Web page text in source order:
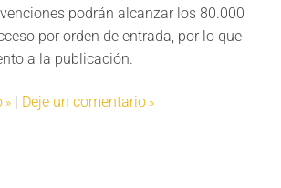
podrán alcanzar los 80.000
por orden de entrada, por lo que
a la publicación.
| Deje un comentario